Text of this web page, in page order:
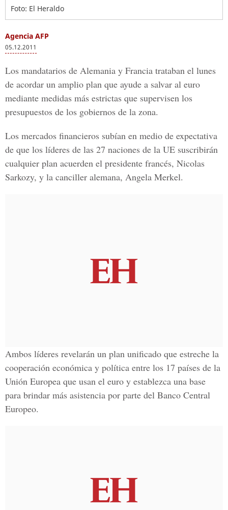
Foto: El Heraldo
Agencia AFP
05.12.2011
Los mandatarios de Alemania y Francia trataban el lunes
de acordar un amplio plan que ayude a salvar al euro
mediante medidas más estrictas que supervisen los
presupuestos de los gobiernos de la zona.
Los mercados financieros subían en medio de expectativa
de que los líderes de las 27 naciones de la UE suscribirán
cualquier plan acuerden el presidente francés, Nicolas
Sarkozy, y la canciller alemana, Angela Merkel.
Ambos líderes revelarán un plan unificado que estreche la
cooperación económica y política entre los 17 países de la
Unión Europea que usan el euro y establezca una base
para brindar más asistencia por parte del Banco Central
Europeo.